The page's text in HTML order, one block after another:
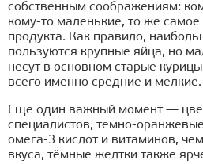
собственным соображениям:
кому-то маленькие, то же самое
продукта. Как правило,
пользуются крупные яйца, но
несут в основном старые
всего именно средние и мелкие.
Ещё один важный момент —
специалистов, тёмно-
омега-3 кислот и витаминов,
вкуса, тёмные желтки также